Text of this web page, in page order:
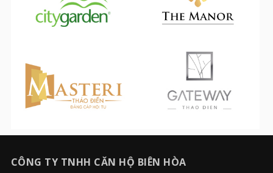
CÔNG TY TNHH CĂN HỘ BIÊN HÒA